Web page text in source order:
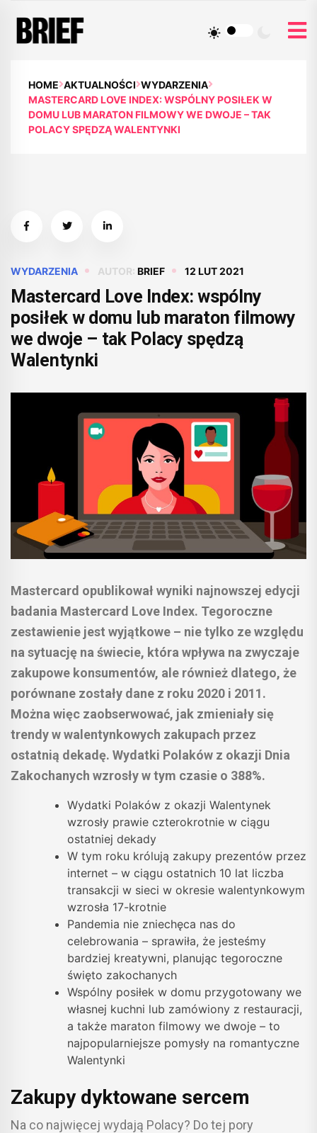
HOME AKTUALNOŚCI WYDARZENIA
MASTERCARD LOVE INDEX: WSPÓLNY POSIŁEK W
DOMU LUB MARATON FILMOWY WE DWOJE – TAK
POLACY SPĘDZĄ WALENTYNKI
WYDARZENIA AUTOR: BRIEF 12 LUT 2021
Mastercard Love Index: wspólny
posiłek w domu lub maraton filmowy
we dwoje – tak Polacy spędzą
Walentynki
Mastercard opublikował wyniki najnowszej edycji
badania Mastercard Love Index. Tegoroczne
zestawienie jest wyjątkowe – nie tylko ze względu
na sytuację na świecie, która wpływa na zwyczaje
zakupowe konsumentów, ale również dlatego, że
porównane zostały dane z roku 2020 i 2011.
Można więc zaobserwować, jak zmieniały się
trendy w walentynkowych zakupach przez
ostatnią dekadę. Wydatki Polaków z okazji Dnia
Zakochanych wzrosły w tym czasie o 388%.
Wydatki Polaków z okazji Walentynek
wzrosły prawie czterokrotnie w ciągu
ostatniej dekady
W tym roku królują zakupy prezentów przez
internet – w ciągu ostatnich 10 lat liczba
transakcji w sieci w okresie walentynkowym
wzrosła 17-krotnie
Pandemia nie zniechęca nas do
celebrowania – sprawiła, że jesteśmy
bardziej kreatywni, planując tegoroczne
święto zakochanych
Wspólny posiłek w domu przygotowany we
własnej kuchni lub zamówiony z restauracji,
a także maraton filmowy we dwoje – to
najpopularniejsze pomysły na romantyczne
Walentynki
Zakupy dyktowane sercem
Na co najwięcej wydają Polacy? Do tej pory